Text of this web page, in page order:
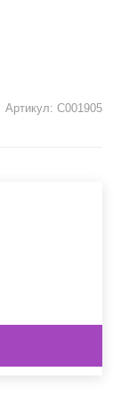
Артикул: C001905